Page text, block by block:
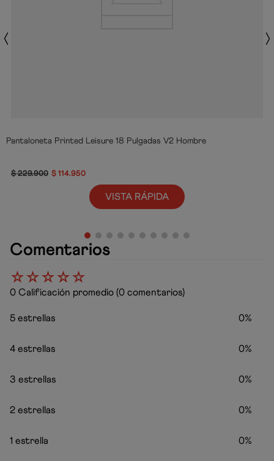
Pantaloneta Printed Leisure 18 Pulgadas V2 Hombre
$229.900 $ 114.950
VISTA RÁPIDA
Comentarios
☆☆☆☆☆
0 Calificación promedio (0 comentarios)
5 estrellas 0%
4 estrellas 0%
3 estrellas 0%
2 estrellas 0%
1 estrella 0%